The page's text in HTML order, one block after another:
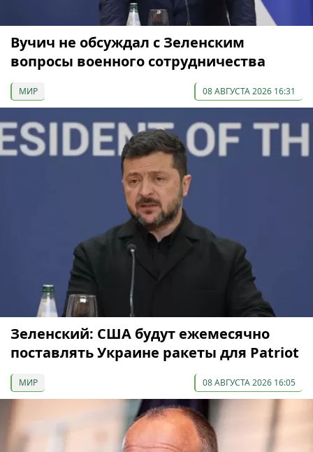
Вучич не обсуждал с Зеленским
вопросы военного сотрудничества
МИР 08 АВГУСТА 2026 16:31
Зеленский: США будут ежемесячно
поставлять Украине ракеты для Patriot
МИР 08 АВГУСТА 2026 16:05